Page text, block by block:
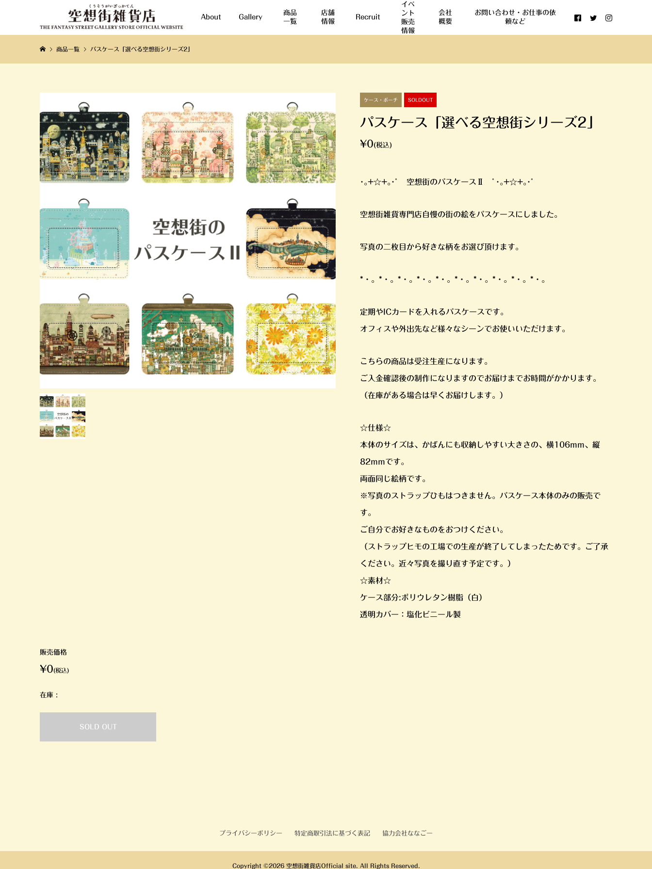
About Gallery
商品
一覧
店舗
情報
Recruit
イベ
ント
販売
情報
会社
概要
お問い合わせ・お仕事の依
頼など
商品一覧 パスケース「選べる空想街シリーズ2」
ケース・ポーチ SOLDOUT
パスケース「選べる空想街シリーズ2」
¥0(税込)
･｡+☆+｡･ﾟ 空想街のパスケースⅡ ﾟ･｡+☆+｡･ﾟ
空想街雑貨専門店自慢の街の絵をパスケースにしました。
写真の二枚目から好きな柄をお選び頂けます。
*・。*・。*・。*・。*・。*・。*・。*・。*・。*・。
定期やICカードを入れるパスケースです。
オフィスや外出先など様々なシーンでお使いいただけます。
こちらの商品は受注生産になります。
ご入金確認後の制作になりますのでお届けまでお時間がかかります。
（在庫がある場合は早くお届けします。）
☆仕様☆
本体のサイズは、かばんにも収納しやすい大きさの、横106mm、縦
82mmです。
両面同じ絵柄です。
※写真のストラップひもはつきません。パスケース本体のみの販売で
す。
ご自分でお好きなものをおつけください。
（ストラップヒモの工場での生産が終了してしまったためです。ご了承
ください。近々写真を撮り直す予定です。）
☆素材☆
ケース部分:ポリウレタン樹脂（白）
透明カバー：塩化ビニール製
販売価格
¥0(税込)
在庫 :
SOLD OUT
プライバシーポリシー 特定商取引法に基づく表記 協力会社ななごー
Copyright ©2026空想街雑貨店Official site. All Rights Reserved.